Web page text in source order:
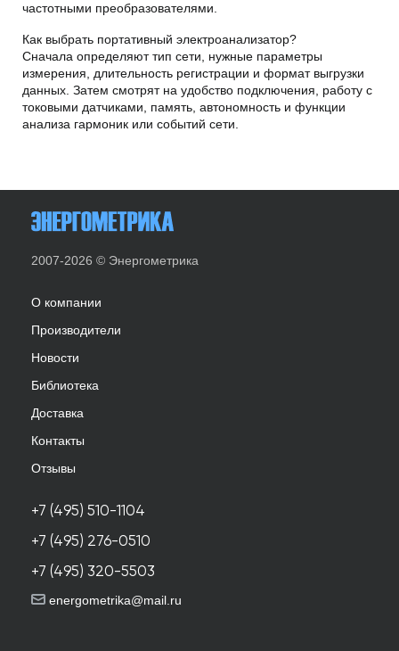
частотными преобразователями.
Как выбрать портативный электроанализатор?
Сначала определяют тип сети, нужные параметры
измерения, длительность регистрации и формат выгрузки
данных. Затем смотрят на удобство подключения, работу с
токовыми датчиками, память, автономность и функции
анализа гармоник или событий сети.
2007-2026 © Энергометрика
О компании
Производители
Новости
Библиотека
Доставка
Контакты
Отзывы
+7 (495) 510-1104
+7 (495) 276-0510
+7 (495) 320-5503
energometrika@mail.ru